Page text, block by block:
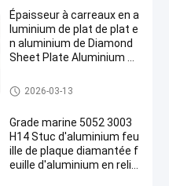
Épaisseur à carreaux en a
luminium de plat de plat e
n aluminium de Diamond
Sheet Plate Aluminium C
Feuille en aluminium de relief
2026-03-13
Grade marine 5052 3003
H14 Stuc d'aluminium feu
ille de plaque diamantée f
euille d'aluminium en relie